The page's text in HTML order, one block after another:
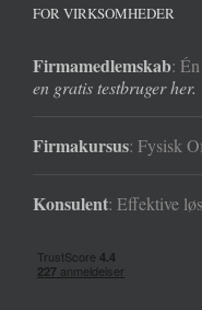
FOR VIRKSOMHEDER
Firmamedlemskab:
en gratis testbruger her.
Firmakursus: Fysisk
Konsulent: Effektive